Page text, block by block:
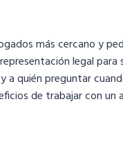
más cercano y
legal para
quién preguntar
de trabajar con un